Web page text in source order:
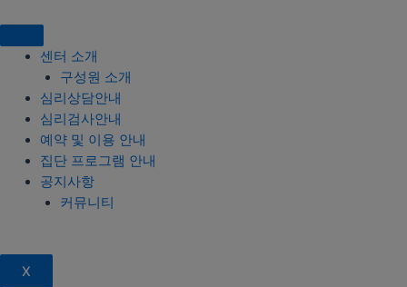
센터 소개
구성원 소개
심리상담안내
심리검사안내
예약 및 이용 안내
집단 프로그램 안내
공지사항
커뮤니티
X